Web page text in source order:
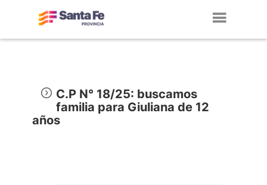
C.P N° 18/25: buscamos
familia para Giuliana de 12
años